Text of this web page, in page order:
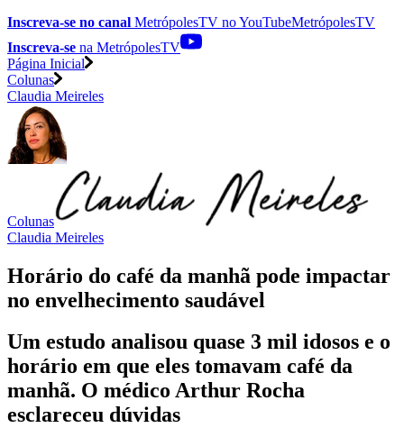
Inscreva-se no canal MetrópolesTV noYouTubeMetrópolesTV
Inscreva-se na MetrópolesTV
Página Inicial
Colunas
Claudia Meireles
Colunas
Claudia Meireles
Horário do café da manhã pode impactar
no envelhecimento saudável
Um estudo analisou quase 3 mil idosos e o
horário em que eles tomavam café da
manhã. O médico Arthur Rocha
esclareceu dúvidas